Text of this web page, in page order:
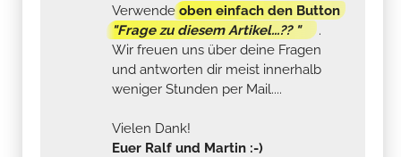
Verwendeoben einfach den Button
"Frage zu diesem Artikel...?? "
.
Wir freuen uns über deine Fragen
und antworten dir meist innerhalb
weniger Stunden per Mail....
Vielen Dank!
Euer Ralf und Martin :-)